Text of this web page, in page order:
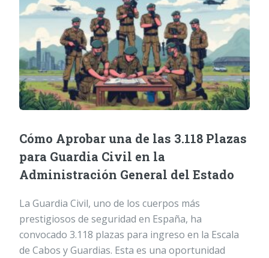
Cómo Aprobar una de las 3.118 Plazas
para Guardia Civil en la
Administración General del Estado
La Guardia Civil, uno de los cuerpos más
prestigiosos de seguridad en España, ha
convocado 3.118 plazas para ingreso en la Escala
de Cabos y Guardias. Esta es una oportunidad